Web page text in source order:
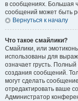
в сообщениях. Большая
сообщений может быть
Вернуться к началу
Что такое смайлики?
Смайлики, или
использованы для
означает грусть.
создания сообщений.
могут сделать
отредактировать ваше
Администратор